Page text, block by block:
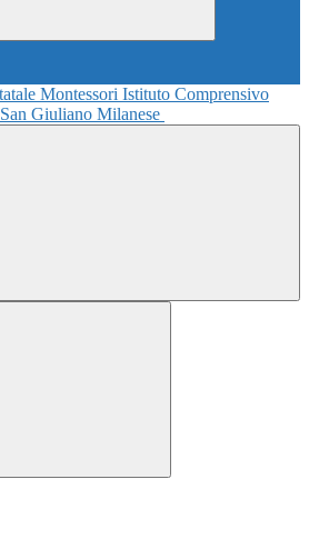
Istituto Comprensivo
San Giuliano Milanese